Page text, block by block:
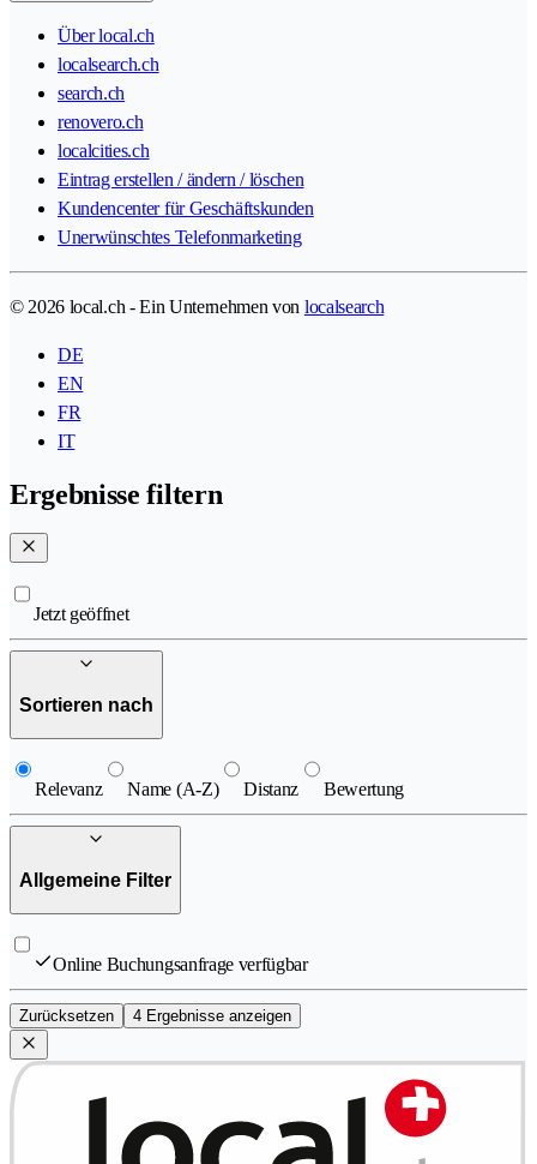
Über local.ch
localsearch.ch
search.ch
renovero.ch
localcities.ch
Eintrag erstellen / ändern / löschen
Kundencenter für Geschäftskunden
Unerwünschtes Telefonmarketing
© 2026 local.ch - Ein Unternehmen von localsearch
DE
EN
FR
IT
Ergebnisse filtern
Jetzt geöffnet
Sortieren nach
Relevanz Name (A-Z) Distanz Bewertung
Allgemeine Filter
Online Buchungsanfrage verfügbar
Zurücksetzen 4 Ergebnisse anzeigen